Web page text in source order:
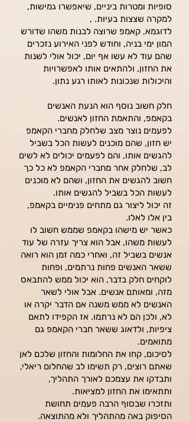
סופיות ומטרות ביניים, שיאפשרו גמישות,
למקרה שצצות בעיות. ,
לדוגמא, קאמפ שרוצה לבנות משהו שדורש
המון ימי בניה, וחודש לפני האירוע נזכרים
שהם עוד לא עשו אף יום, יכול אולי לשנות
את החזון, ולהתאים אותו לאפשרויות
והיכולות שנכונות לאותו רגע נתון.
חלק חשוב נוסף הוא הנעת האנשים
בקאמפ, והתאמת החזון לאנשים.
לפעמים נוצר מצב שלחלק מחברי הקאמפ
יש חזון, שהם מוכנים לעשות הכל בשביל
להגשים אותו, והם לפעמים יכולים לא לשים
לב, שלחלק אחר מחברי הקאמפ לא כל כך
חשוב להגשים את החזון, ושהם לא מוכנים
לעשות הכל בשביל להגשים אותו.
זה יכול ליצור גם מתחים פנימיים בקאמפ,
בין אלו לאלו.
כאשר יש מישהו בקאמפ שממש חשוב לו
לעשות משהו, אבל הוא צריך עזרה של עוד
אנשים בשביל זה, ואחרי כמה זמן הוא רואה
ששאר האנשים פחות נרתמים, ופחות
לוקחים חלק בדבר, הוא יכול ממש להתבאס
מזה, ומאותם אנשים. אבל אולי לשאר
האנשים לא ממש משנה אם הדבר יקרה או
לא, ולכן הם לא נרתמו. אז הקפידו לתאם
ציפיות, ולדאוג ששאר חברי הקאמפ גם
מתואמים.
לסיכום, קחו את החלומות והחזון שלכם לאן
שאתם רוצים, רק תשימו לב שהחלום ריאלי,
ותבדקו את עצמכם לאורך התהליך,
ותתאימו את החזון למציאות.
ותזכרו שבסוף הרבה פעמים תחושת
הסיפוק באה מהתהליך ולא מהתוצאה.